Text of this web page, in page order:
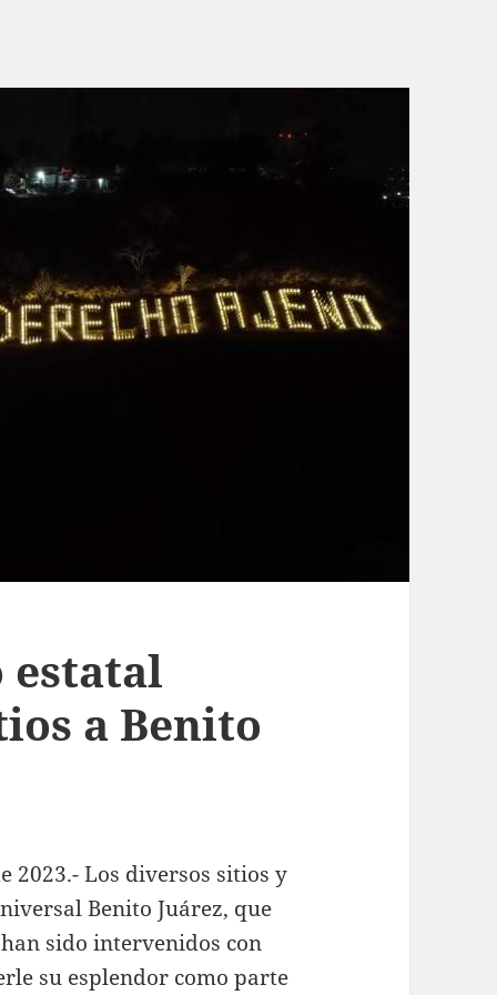
estatal
a Benito
2023.- Los diversos sitios y
Benito Juárez, que
sido intervenidos con
su esplendor como parte